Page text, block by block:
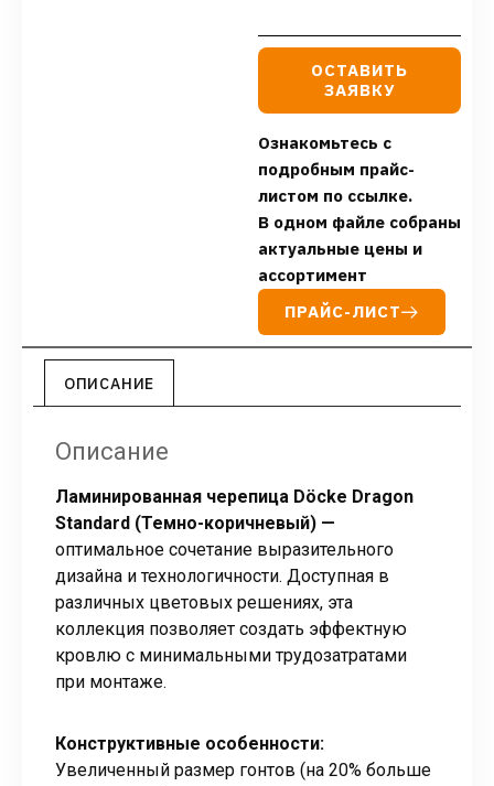
ОСТАВИТЬ
ЗАЯВКУ
Ознакомьтесь с
подробным прайс-
листом по ссылке.
В одном файле собраны
актуальные цены и
ассортимент
ПРАЙС-ЛИСТ
ОПИСАНИЕ
Описание
Ламинированная черепица Döcke Dragon
Standard (Темно-коричневый) —
оптимальное сочетание выразительного
дизайна и технологичности. Доступная в
различных цветовых решениях, эта
коллекция позволяет создать эффектную
кровлю с минимальными трудозатратами
при монтаже.
Конструктивные особенности:
Увеличенный размер гонтов (на 20% больше